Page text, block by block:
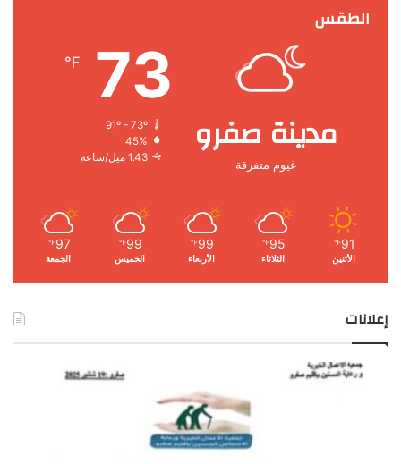
الطقس
مدينة صفرو
غيوم متفرقة
73
℉
91º - 73º
45%
1.43 ميل/ساعة
91
℉
الأثنين
95
℉
الثلاثاء
99
℉
الأربعاء
99
℉
الخميس
97
℉
الجمعة
إعلانات